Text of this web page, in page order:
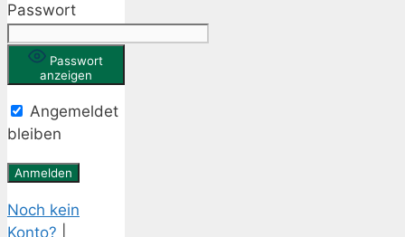
Passwort
Passwort
anzeigen
Angemeldet
bleiben
Noch kein
Konto?